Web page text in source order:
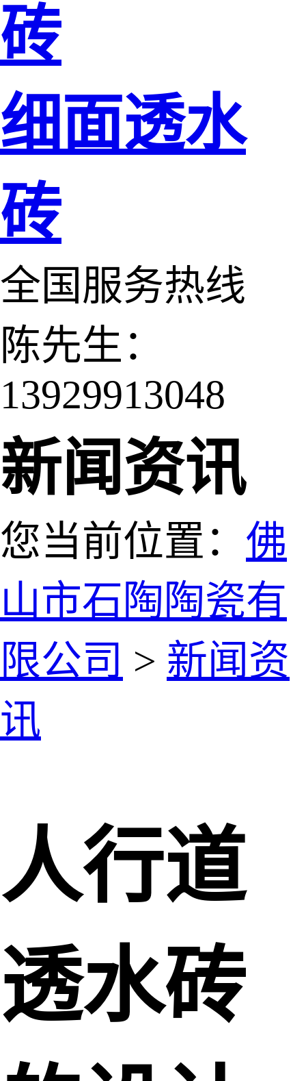
砖
细面透水
砖
全国服务热线
陈先生：
13929913048
新闻资讯
您当前位置： 佛
山市石陶陶瓷有
限公司 > 新闻资
讯
人行道
透水砖